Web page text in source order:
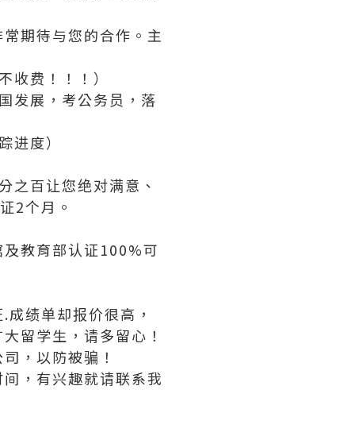
期待与您的合作。主
费！！！）
发展，考公务员，落
进度）
之百让您绝对满意、
2个月。
及教育部认证100%可
绩单却报价很高，
留学生，请多留心！
，以防被骗！
，有兴趣就请联系我